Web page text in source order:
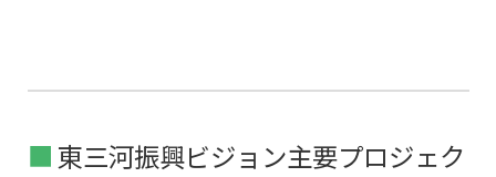
東三河振興ビジョン主要プロジェク